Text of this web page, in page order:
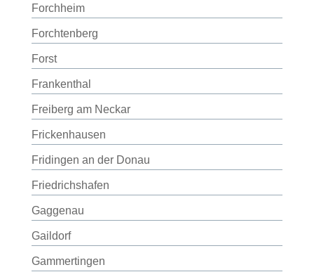
Forchheim
Forchtenberg
Forst
Frankenthal
Freiberg am Neckar
Frickenhausen
Fridingen an der Donau
Friedrichshafen
Gaggenau
Gaildorf
Gammertingen